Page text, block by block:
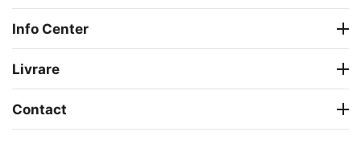
Info Center
Livrare
Contact